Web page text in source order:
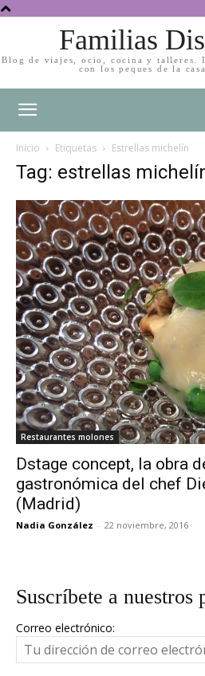
Familias
Blog de viajes, ocio, cocina y talleres.
con los peques de la
Inicio Etiquetas Estrellas michelín
Tag: estrellas
Restaurantes molones
Dstage concept, la obra
gastronómica del chef
(Madrid)
Nadia González - 22 noviembre, 2016
Suscríbete a nuestros
Correo electrónico: